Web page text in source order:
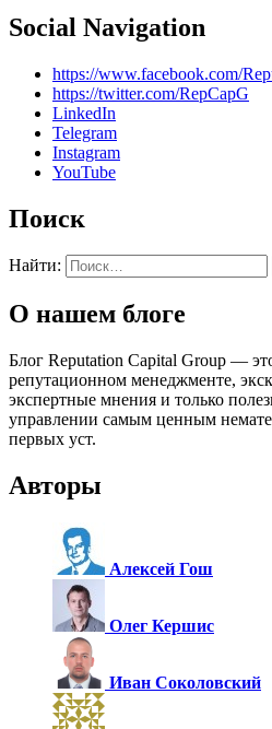
Social Navigation
https://www.facebook.com/
https://twitter.com/RepCapG
LinkedIn
Telegram
Instagram
YouTube
Поиск
Найти:
О нашем блоге
Блог Reputation Capital Group —
репутационном менеджменте,
экспертные мнения и только
управлении самым ценным
первых уст.
Авторы
Алексей Гош
Олег Кершис
Иван Соколовский